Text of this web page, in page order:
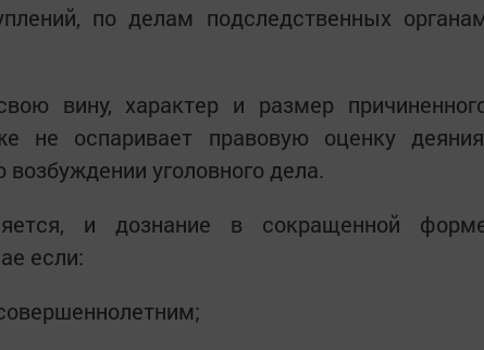
по делам подследственных
вину, характер и размер
не оспаривает правовую оценку
уголовного дела.
и дознание в сокращенной
если: